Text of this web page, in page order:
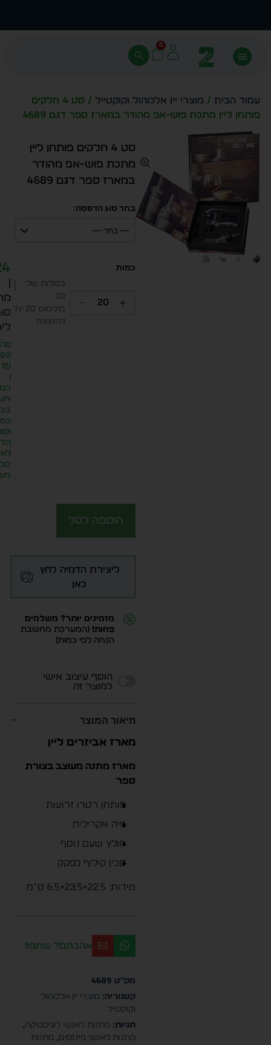
0
עמוד הבית / מוצרי יין אלכוהול וקוקטייל
/ סט 4 חלקים
פותחן ליין מתכת פוש-אפ מהודר במארז ספר דגם 4689
סט 4 חלקים פותחן ליין
מתכת פוש-אפ מהודר
במארז ספר דגם 4689
בחר סוג הדפסה:
— בחר —
כפולות של
10
מינימום 20 יח׳
להזמנה
₪
לא
הוספה לסל
ליצירת הדמיה לחץ
כאן
מזמינים יותר? משלמים
פחות! (המערכת מחשבת
הנחה לפי כמות)
הוסף עיצוב אישי
למוצר זה
תיאור המוצר
מארז אביזרים ליין
מארז מתנה מעוצב בצורת
ספר
פותחן רטרו זרועות
פיה אקרילית
חולץ שעם נוסף
סכין קילוף לפקק
מידות: 22.5×23.5×6.5 ס”מ
אהבתם? שתפו!
מק"ט 4689
קטגוריה: מוצרי יין אלכוהול
וקוקטייל
תגיות: מתנות לאנשי לוגיסטיקה,
מתנות לאנשי פיננסים, מתנות